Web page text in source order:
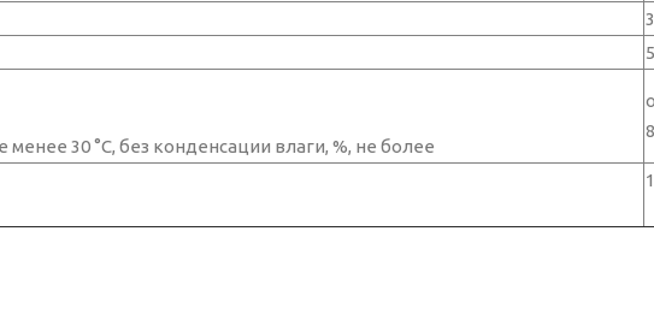
30 °C, без конденсации влаги, %, не более